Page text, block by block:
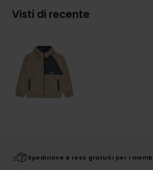
Visti di recente
Spedizione e reso gratuiti per i